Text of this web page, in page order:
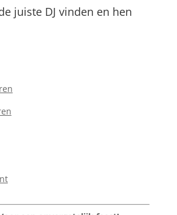
juiste DJ vinden en hen